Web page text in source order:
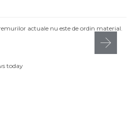
actuale nu este de ordin material.
today